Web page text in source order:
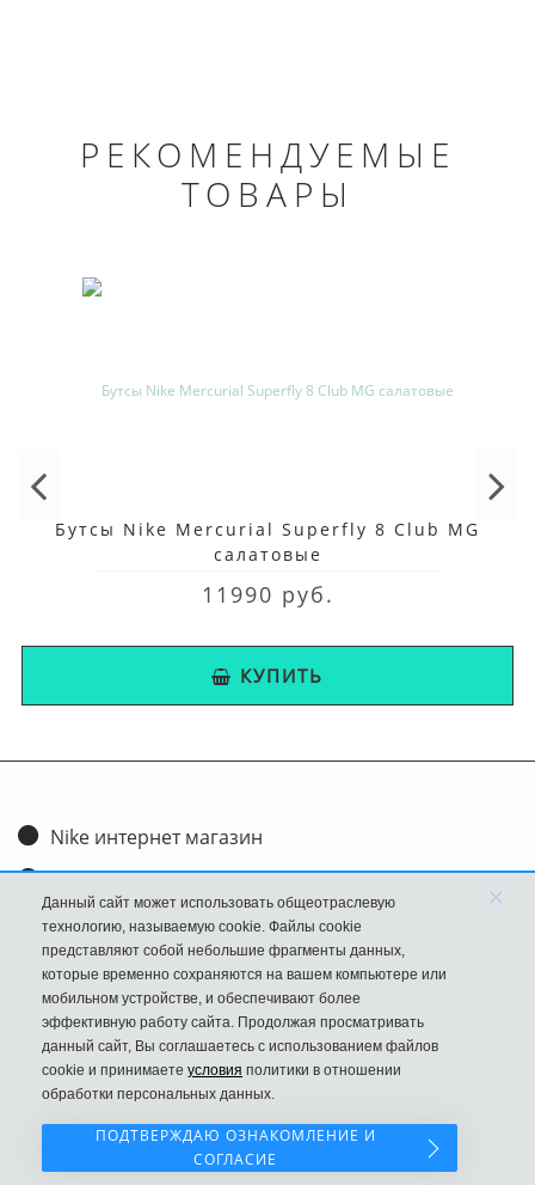
РЕКОМЕНДУЕМЫЕ
ТОВАРЫ
Бутсы Nike Mercurial Superfly 8 Club MG
салатовые
11990 руб.
КУПИТЬ
Nike интернет магазин
Доставка и оплата
Обмен и возврат
Размеры
FAQ
Новости
Политика Конфиденциальности
Наш сайт НЕ является официальным сайтом Nike
Данный сайт может использовать общеотраслевую
технологию, называемую cookie. Файлы cookie
представляют собой небольшие фрагменты данных,
которые временно сохраняются на вашем компьютере или
мобильном устройстве, и обеспечивают более
эффективную работу сайта. Продолжая просматривать
данный сайт, Вы соглашаетесь с использованием файлов
cookie и принимаете условия политики в отношении
обработки персональных данных.
×
ПОДТВЕРЖДАЮ ОЗНАКОМЛЕНИЕ И
СОГЛАСИЕ